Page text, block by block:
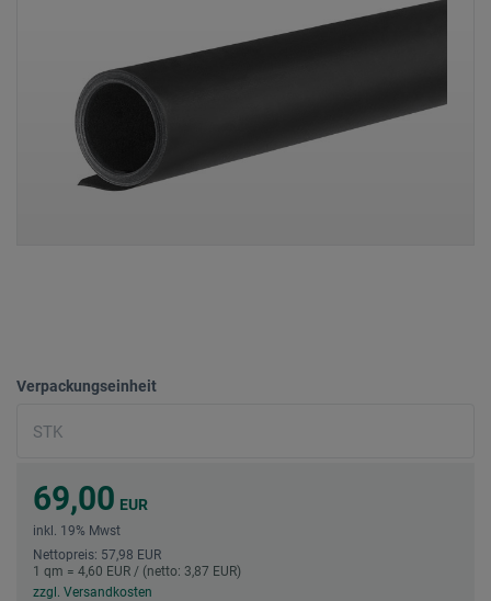
Verpackungseinheit
69,00 EUR
inkl. 19% Mwst
Nettopreis: 57,98 EUR
1 qm = 4,60 EUR / (netto: 3,87 EUR)
zzgl. Versandkosten